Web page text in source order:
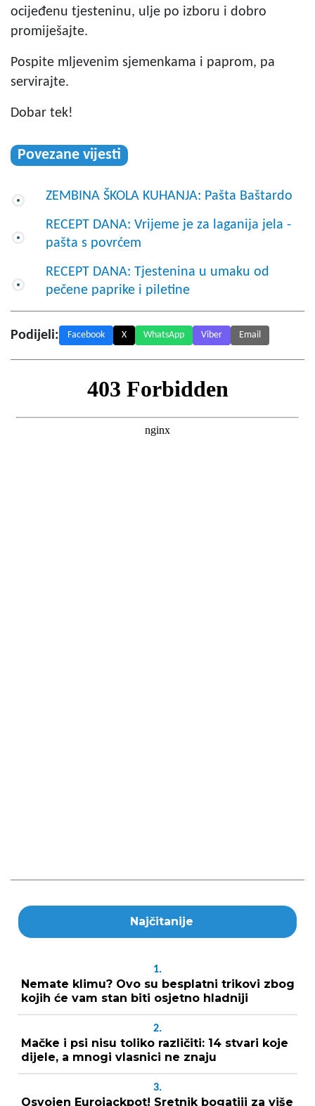
ocijeđenu tjesteninu, ulje po izboru i dobro
promiješajte.
Pospite mljevenim sjemenkama i paprom, pa
servirajte.
Dobar tek!
Povezane vijesti
ZEMBINA ŠKOLA KUHANJA: Pašta Baštardo
RECEPT DANA: Vrijeme je za laganija jela -
pašta s povrćem
RECEPT DANA: Tjestenina u umaku od
pečene paprike i piletine
Podijeli: Facebook X WhatsApp Viber Email
Najčitanije
1.
Nemate klimu? Ovo su besplatni trikovi zbog
kojih će vam stan biti osjetno hladniji
2.
Mačke i psi nisu toliko različiti: 14 stvari koje
dijele, a mnogi vlasnici ne znaju
3.
Osvojen Eurojackpot! Sretnik bogatiji za više